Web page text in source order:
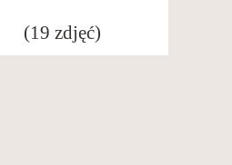
(19 zdjęć)